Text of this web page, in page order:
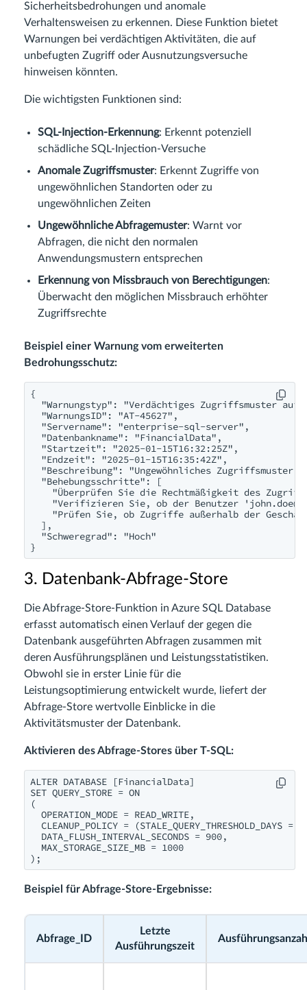
Sicherheitsbedrohungen und anomale
Verhaltensweisen zu erkennen. Diese Funktion bietet
Warnungen bei verdächtigen Aktivitäten, die auf
unbefugten Zugriff oder Ausnutzungsversuche
hinweisen könnten.
Die wichtigsten Funktionen sind:
SQL-Injection-Erkennung: Erkennt potenziell
schädliche SQL-Injection-Versuche
Anomale Zugriffsmuster: Erkennt Zugriffe von
ungewöhnlichen Standorten oder zu
ungewöhnlichen Zeiten
Ungewöhnliche Abfragemuster: Warnt vor
Abfragen, die nicht den normalen
Anwendungsmustern entsprechen
Erkennung von Missbrauch von Berechtigungen:
Überwacht den möglichen Missbrauch erhöhter
Zugriffsrechte
Beispiel einer Warnung vom erweiterten
Bedrohungsschutz:
{
"Warnungstyp": "Verdächtiges Zugriffsmuster auf
  "WarnungsID": "AT-45627",
  "Servername": "enterprise-sql-server",
  "Datenbankname": "FinancialData",
  "Startzeit": "2025-01-15T16:32:25Z",
  "Endzeit": "2025-01-15T16:35:42Z",
"Beschreibung": "Ungewöhnliches Zugriffsmuster
  "Behebungsschritte": [
"Überprüfen Sie die Rechtmäßigkeit des
    "Verifizieren Sie, ob der Benutzer '
"Prüfen Sie, ob Zugriffe außerhalb der
  ],
  "Schweregrad": "Hoch"
3. Datenbank-Abfrage-Store
Die Abfrage-Store-Funktion in Azure SQL Database
erfasst automatisch einen Verlauf der gegen die
Datenbank ausgeführten Abfragen zusammen mit
deren Ausführungsplänen und Leistungsstatistiken.
Obwohl sie in erster Linie für die
Leistungsoptimierung entwickelt wurde, liefert der
Abfrage-Store wertvolle Einblicke in die
Aktivitätsmuster der Datenbank.
Aktivieren des Abfrage-Stores über T-SQL:
ALTER DATABASE [FinancialData]
SET QUERY_STORE = ON
(
  OPERATION_MODE = READ_WRITE,
CLEANUP_POLICY = (STALE_QUERY_THRESHOLD_DAYS =
  DATA_FLUSH_INTERVAL_SECONDS = 900,
  MAX_STORAGE_SIZE_MB = 1000
Beispiel für Abfrage-Store-Ergebnisse:
Abfrage_ID
Letzte
Ausführungszeit